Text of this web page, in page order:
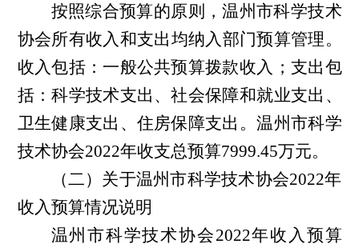
按照综合预算的原则，温州市科学技术
协会所有收入和支出均纳入部门预算管理。
收入包括：一般公共预算拨款收入；支出包
括：科学技术支出、社会保障和就业支出、
卫生健康支出、住房保障支出。温州市科学
技术协会2022年收支总预算7999.45万元。
（二）关于温州市科学技术协会2022年
收入预算情况说明
温州市科学技术协会2022年收入预算